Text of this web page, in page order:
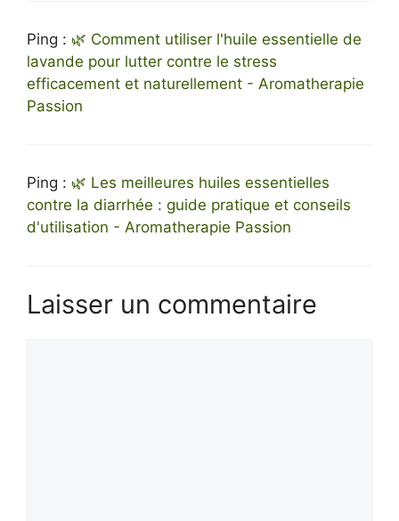
Ping : 🌿 Comment utiliser l'huile essentielle de
lavande pour lutter contre le stress
efficacement et naturellement - Aromatherapie
Passion
Ping : 🌿 Les meilleures huiles essentielles
contre la diarrhée : guide pratique et conseils
d'utilisation - Aromatherapie Passion
Laisser un commentaire